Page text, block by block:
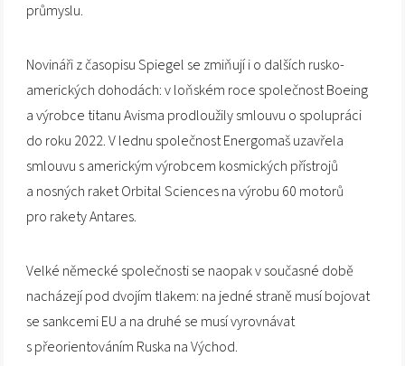
průmyslu.
Novináři z časopisu Spiegel se zmiňují i o dalších rusko-
amerických dohodách: v loňském roce společnost Boeing
a výrobce titanu Avisma prodloužily smlouvu o spolupráci
do roku 2022. V lednu společnost Energomaš uzavřela
smlouvu s americkým výrobcem kosmických přístrojů
a nosných raket Orbital Sciences na výrobu 60 motorů
pro rakety Antares.
Velké německé společnosti se naopak v současné době
nacházejí pod dvojím tlakem: na jedné straně musí bojovat
se sankcemi EU a na druhé se musí vyrovnávat
s přeorientováním Ruska na Východ.